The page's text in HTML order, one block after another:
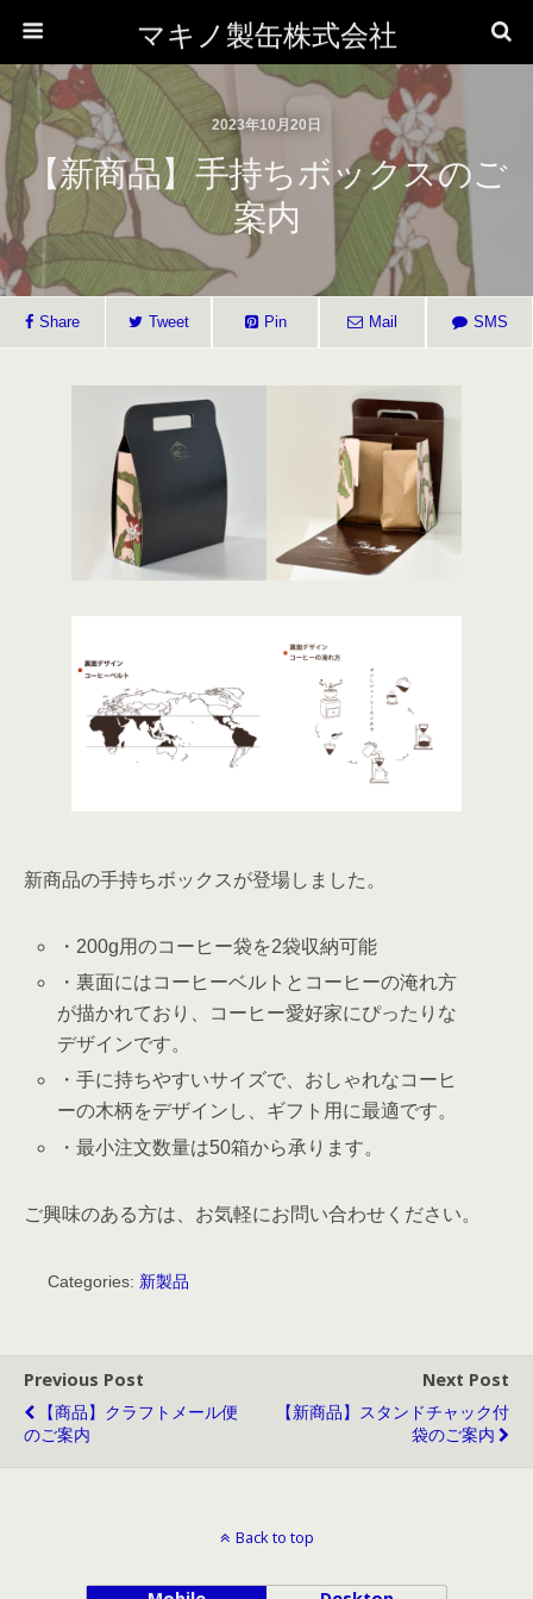
マキノ製缶株式会社
2023年10月20日
【新商品】手持ちボックスのご
案内
Share Tweet Pin Mail SMS
新商品の手持ちボックスが登場しました。
・200g用のコーヒー袋を2袋収納可能
・裏面にはコーヒーベルトとコーヒーの淹れ方
が描かれており、コーヒー愛好家にぴったりな
デザインです。
・手に持ちやすいサイズで、おしゃれなコーヒ
ーの木柄をデザインし、ギフト用に最適です。
・最小注文数量は50箱から承ります。
ご興味のある方は、お気軽にお問い合わせください。
Categories: 新製品
Previous Post
【商品】クラフトメール便
のご案内
Next Post
【新商品】スタンドチャック付
袋のご案内
Back to top